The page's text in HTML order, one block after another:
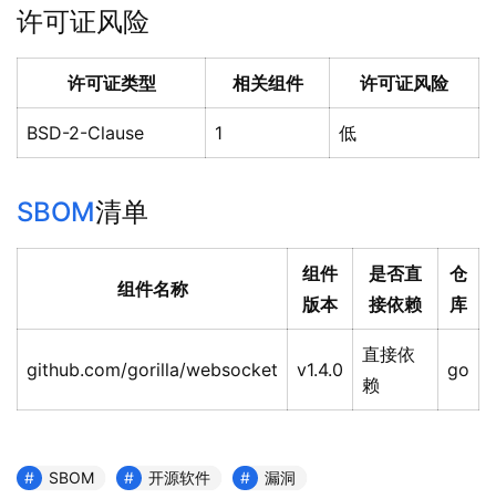
许可证风险
许可证类型 相关组件 许可证风险
BSD-2-Clause 1 低
SBOM清单
组件名称
组件
版本
是否直
接依赖
仓
库
github.com/gorilla/websocket v1.4.0
直接依
赖
go
SBOM 开源软件 漏洞